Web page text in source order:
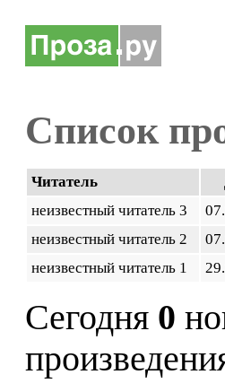
Список
Читатель
неизвестный читатель 3
неизвестный читатель 2
неизвестный читатель 1
Сегодня 0